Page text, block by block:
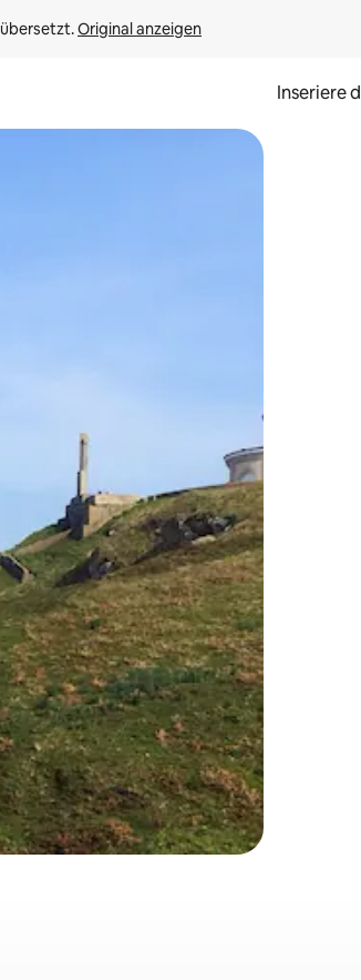
Original anzeigen
Inseriere
die Ergebnisse durch Berühren oder